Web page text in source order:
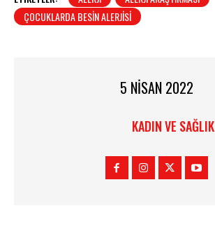
ÇOCUKLARDA BESIN ALERJISI
5 NISAN 2022
KADIN VE SAĞLIK